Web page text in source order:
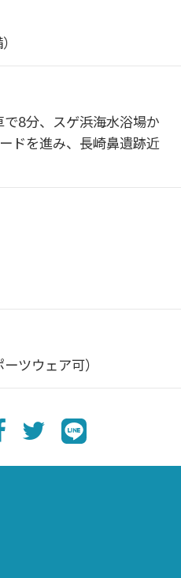
8分、スゲ浜海水浴場か
ドを進み、長崎鼻遺跡近
ツウェア可）